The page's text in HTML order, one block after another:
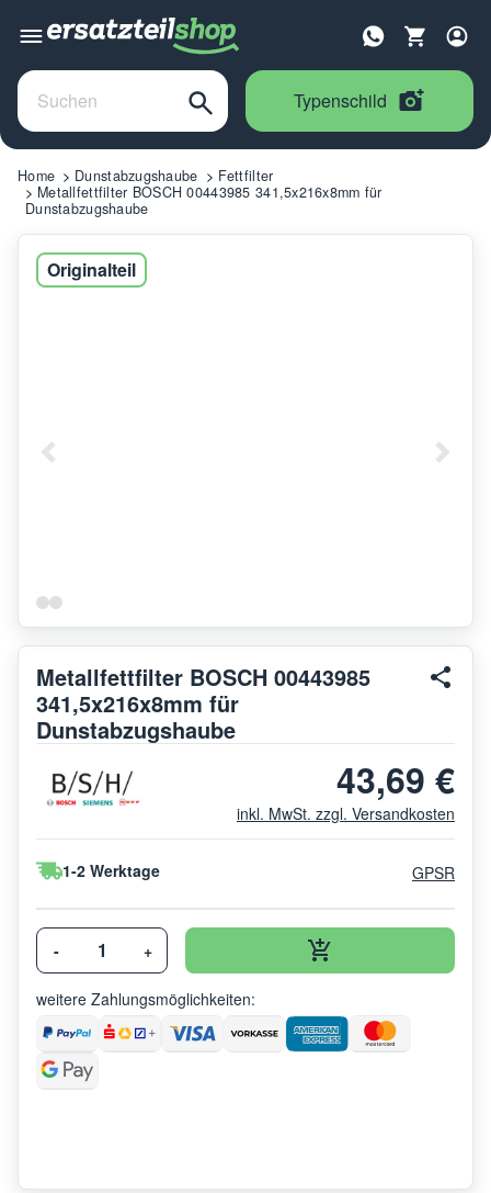
Typenschild
Home Dunstabzugshaube
Fettfilter
Metallfettfilter BOSCH 00443985 341,5x216x8mm für
Dunstabzugshaube
Originalteil
Metallfettfilter BOSCH 00443985
341,5x216x8mm für
Dunstabzugshaube
43,69 €
inkl. MwSt. zzgl. Versandkosten
1-2 Werktage GPSR
- +
weitere Zahlungsmöglichkeiten: